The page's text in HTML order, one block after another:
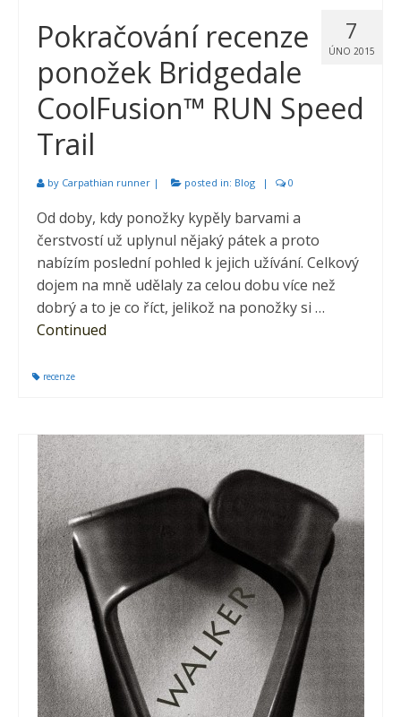
7
ÚNO 2015
Pokračování recenze
ponožek Bridgedale
CoolFusion™ RUN Speed
Trail
by Carpathian runner | posted in: Blog | 0
Od doby, kdy ponožky kypěly barvami a
čerstvostí už uplynul nějaký pátek a proto
nabízím poslední pohled k jejich užívání. Celkový
dojem na mně udělaly za celou dobu více než
dobrý a to je co říct, jelikož na ponožky si …
Continued
recenze